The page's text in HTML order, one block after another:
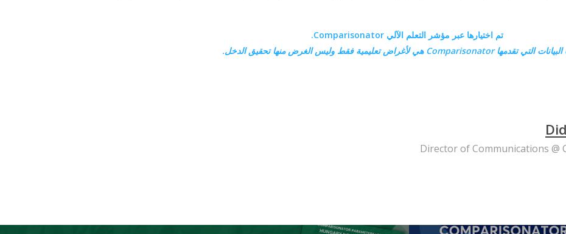
تم اختيارها عبر مؤشر التعلم الآلي Comparisonator.
التي تقدمهاComparisonator هي لأغراض تعليمية فقط وليس الغرض منها تحقيق الدخل.
Director of Communications @